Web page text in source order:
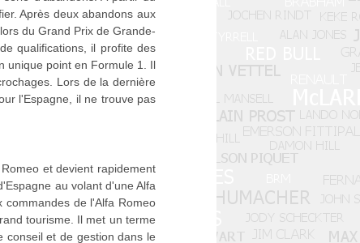
Après deux abandons aux
du Grand Prix de Grande-
qualifications, il profite des
unique point en Formule 1. Il
Lors de la dernière
l'Espagne, il ne trouve pas
et devient rapidement
au volant d'une Alfa
de l'Alfa Romeo
tourisme. Il met un terme
conseil et de gestion dans le